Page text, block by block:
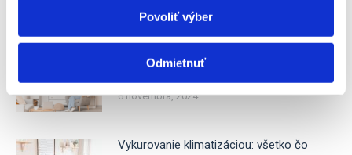
Povoliť výber
Odmietnuť
Kúrenie klimatizáciou – fakty a
6 novembra, 2024
Vykurovanie klimatizáciou: všetko čo